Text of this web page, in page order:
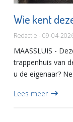
Wie kent
Redactie - 09-04-
MAASSLUIS -
trappenhuis van
u de eigenaar?
Lees meer